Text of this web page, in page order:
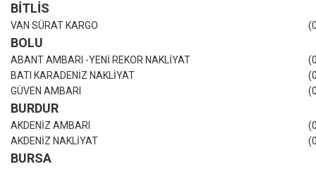
BİTLİS
VAN SÜRAT KARGO
BOLU
ABANT AMBARI -YENİ REKOR NAKLİYAT
BATI KARADENİZ NAKLİYAT
GÜVEN AMBARI
BURDUR
AKDENİZ AMBARI
AKDENİZ NAKLİYAT
BURSA